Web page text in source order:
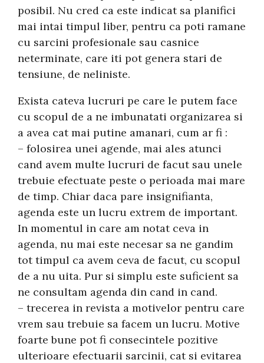
posibil. Nu cred ca este indicat sa planifici
mai intai timpul liber, pentru ca poti ramane
cu sarcini profesionale sau casnice
neterminate, care iti pot genera stari de
tensiune, de neliniste.
Exista cateva lucruri pe care le putem face
cu scopul de a ne imbunatati organizarea si
a avea cat mai putine amanari, cum ar fi :
– folosirea unei agende, mai ales atunci
cand avem multe lucruri de facut sau unele
trebuie efectuate peste o perioada mai mare
de timp. Chiar daca pare insignifianta,
agenda este un lucru extrem de important.
In momentul in care am notat ceva in
agenda, nu mai este necesar sa ne gandim
tot timpul ca avem ceva de facut, cu scopul
de a nu uita. Pur si simplu este suficient sa
ne consultam agenda din cand in cand.
– trecerea in revista a motivelor pentru care
vrem sau trebuie sa facem un lucru. Motive
foarte bune pot fi consecintele pozitive
ulterioare efectuarii sarcinii, cat si evitarea